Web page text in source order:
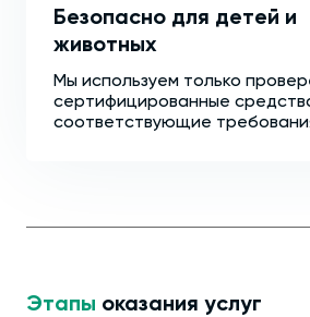
Безопасно для детей и
животных
Мы используем только
сертифицированные
соответствующие
Этапы оказания услуг